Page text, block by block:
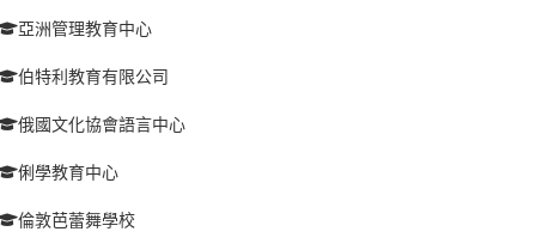
亞洲管理教育中心
伯特利教育有限公司
俄國文化協會語言中心
俐學教育中心
倫敦芭蕾舞學校